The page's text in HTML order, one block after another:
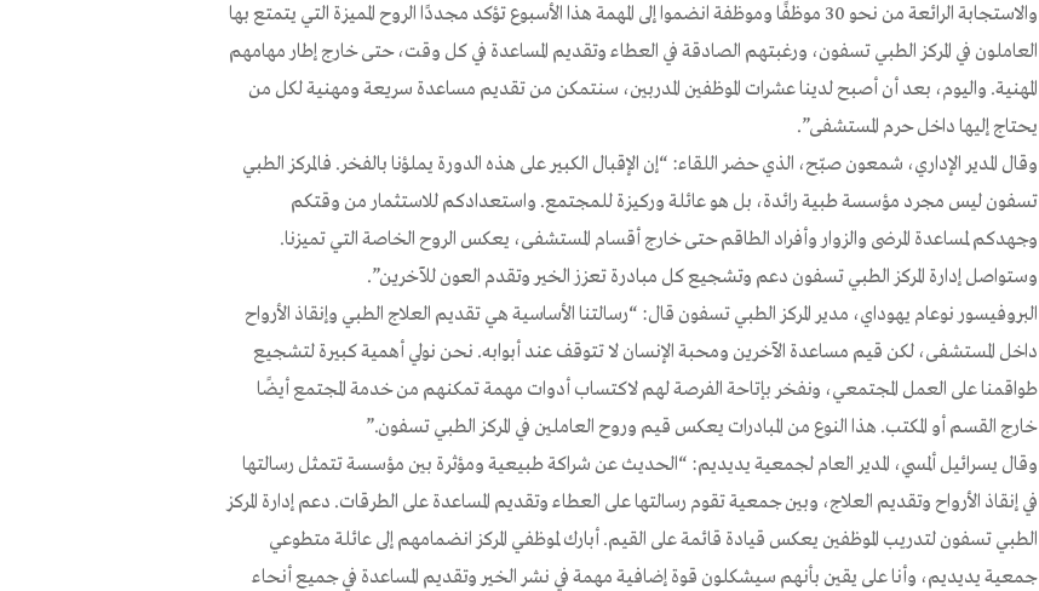
والاستجابة الرائعة من نحو 30 موظفًا وموظفة انضموا إلى المهمة هذا الأسبوع تؤكد مجددًا الروح المميزة التي يتمتع بها
العاملون في المركز الطبي تسفون، ورغبتهم الصادقة في العطاء وتقديم المساعدة في كل وقت، حتى خارج إطار مهامهم
المهنية. واليوم، بعد أن أصبح لدينا عشرات الموظفين المدربين، سنتمكن من تقديم مساعدة سريعة ومهنية لكل من
يحتاج إليها داخل حرم المستشفى”.
وقال المدير الإداري، شمعون صبّح، الذي حضر اللقاء: “إن الإقبال الكبير على هذه الدورة يملؤنا بالفخر. فالمركز الطبي
تسفون ليس مجرد مؤسسة طبية رائدة، بل هو عائلة وركيزة للمجتمع. واستعدادكم للاستثمار من وقتكم
وجهدكم لمساعدة المرضى والزوار وأفراد الطاقم حتى خارج أقسام المستشفى، يعكس الروح الخاصة التي تميزنا.
وستواصل إدارة المركز الطبي تسفون دعم وتشجيع كل مبادرة تعزز الخير وتقدم العون للآخرين”.
البروفيسور نوعام يهوداي، مدير المركز الطبي تسفون قال: “رسالتنا الأساسية هي تقديم العلاج الطبي وإنقاذ الأرواح
داخل المستشفى، لكن قيم مساعدة الآخرين ومحبة الإنسان لا تتوقف عند أبوابه. نحن نولي أهمية كبيرة لتشجيع
طواقمنا على العمل المجتمعي، ونفخر بإتاحة الفرصة لهم لاكتساب أدوات مهمة تمكنهم من خدمة المجتمع أيضًا
خارج القسم أو المكتب. هذا النوع من المبادرات يعكس قيم وروح العاملين في المركز الطبي تسفون.”
وقال يسرائيل ألمسي، المدير العام لجمعية يديديم: “الحديث عن شراكة طبيعية ومؤثرة بين مؤسسة تتمثل رسالتها
في إنقاذ الأرواح وتقديم العلاج، وبين جمعية تقوم رسالتها على العطاء وتقديم المساعدة على الطرقات. دعم إدارة المركز
الطبي تسفون لتدريب الموظفين يعكس قيادة قائمة على القيم. أبارك لموظفي المركز انضمامهم إلى عائلة متطوعي
جمعية يديديم، وأنا على يقين بأنهم سيشكلون قوة إضافية مهمة في نشر الخير وتقديم المساعدة في جميع أنحاء